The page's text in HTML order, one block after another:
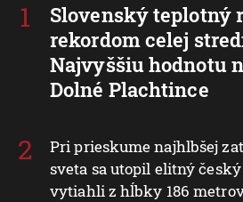
Slovenský teplotný
rekordom celej
Najvyššiu hodnotu
Dolné Plachtince
Pri prieskume najhlbšej
sveta sa utopil elitný
vytiahli z hĺbky 186